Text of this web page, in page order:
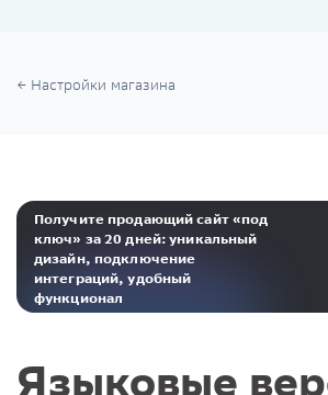
Настройки магазина
Получите продающий сайт «под
ключ» за 20 дней: уникальный
дизайн, подключение
интеграций, удобный
функционал
Языковые